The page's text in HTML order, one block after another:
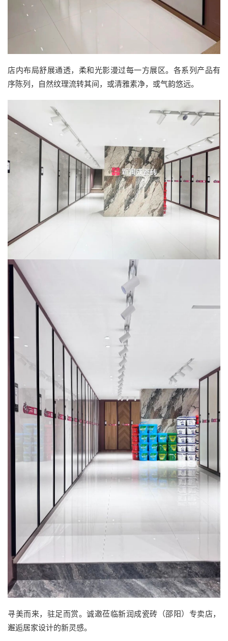
店内布局舒展通透，柔和光影漫过每一方展区。各系列产品有
序陈列，自然纹理流转其间，或清雅素净，或气韵悠远。
寻美而来，驻足而赏。诚邀莅临新润成瓷砖（邵阳）专卖店，
邂逅居家设计的新灵感。